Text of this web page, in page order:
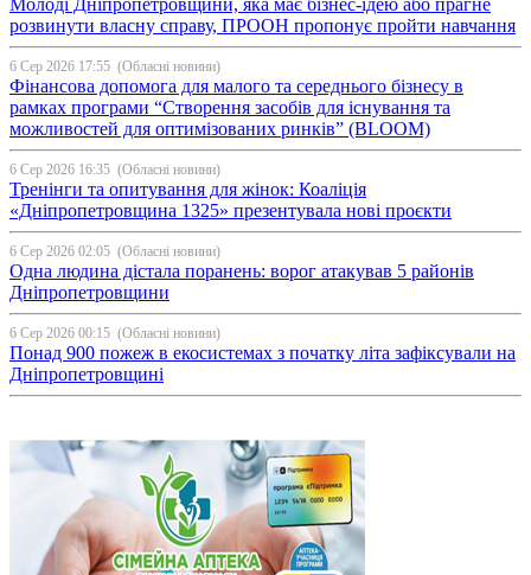
Молоді Дніпропетровщини, яка має бізнес-ідею або прагне
розвинути власну справу, ПРООН пропонує пройти навчання
6 Сер 2026 17:55 (Обласні новини)
Фінансова допомога для малого та середнього бізнесу в
рамках програми “Створення засобів для існування та
можливостей для оптимізованих ринків” (BLOOM)
6 Сер 2026 16:35 (Обласні новини)
Тренінги та опитування для жінок: Коаліція
«Дніпропетровщина 1325» презентувала нові проєкти
6 Сер 2026 02:05 (Обласні новини)
Одна людина дістала поранень: ворог атакував 5 районів
Дніпропетровщини
6 Сер 2026 00:15 (Обласні новини)
Понад 900 пожеж в екосистемах з початку літа зафіксували на
Дніпропетровщині